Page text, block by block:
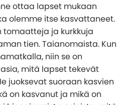
ottaa lapset mukaan
olemme itse kasvattaneet.
tomaatteja ja kurkkuja
tien. Taianomaista. Kun
niin se on
mitä lapset tekevät
juoksevat suoraan kasvien
on kasvanut ja mikä on